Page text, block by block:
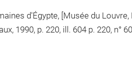
d'Égypte, [Musée du
1990, p. 220, ill. 604 p. 220, n°